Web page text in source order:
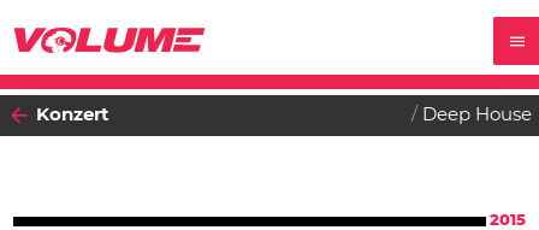
Konzert Deep House
2015